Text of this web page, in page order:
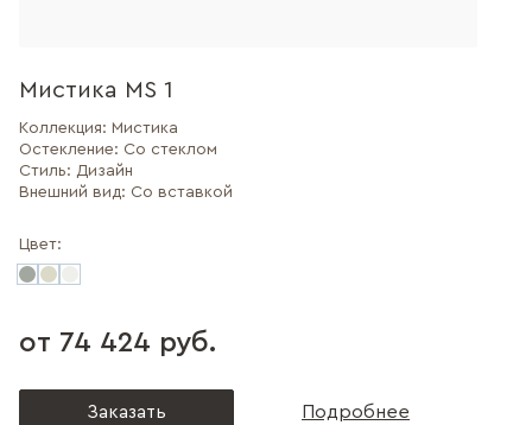
Мистика MS 1
Коллекция: Мистика
Остекление: Со стеклом
Стиль: Дизайн
Внешний вид: Со вставкой
Цвет:
от 74 424 руб.
Заказать Подробнее